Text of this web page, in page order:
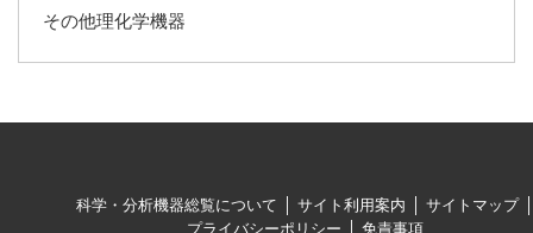
その他理化学機器
科学・分析機器総覧について サイト利用案内
サイトマップ
プライバシーポリシー
免責事項